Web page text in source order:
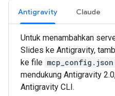
Antigravity Claude
Untuk menambahkan
Slides ke Antigravity,
ke file mcp_config.json
mendukung Antigravity
Antigravity CLI.